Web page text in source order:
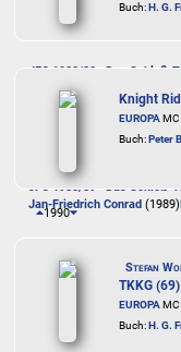
JFC 1988/89 »Das Schloß-
Jan-Friedrich Conrad
JFC 1988/89 »Das Schloß-
Jan-Friedrich Conrad
Jan-Friedrich Conrad(1989)
JFC 1988/89 »Das Schloß-
Jan-Friedrich Conrad (1989)
Jan-Friedrich Conrad(1989)
JFC 1988/89 »Das Schloß-
Jan-Friedrich Conrad
(1989)
Buch:H. G.
Knight
EUROPA
Buch:Peter
1990
Stefan
TKKG
EUROPA
Buch:H. G.